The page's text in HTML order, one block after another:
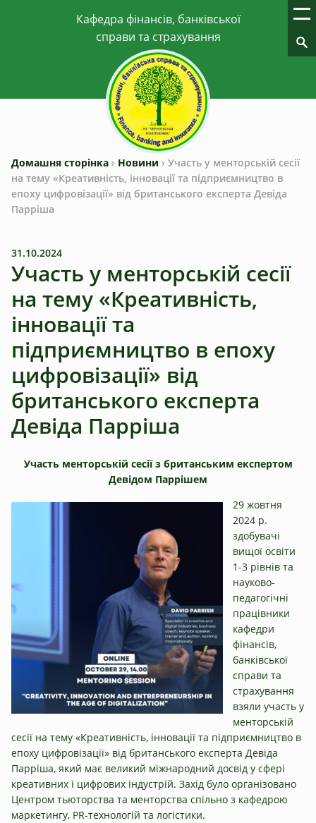
Домашня сторінка › Новини › Участь у менторській сесії
на тему «Креативність, інновації та підприємництво в
епоху цифровізації» від британського експерта Девіда
Парріша
31.10.2024
Участь у менторській сесії
на тему «Креативність,
інновації та
підприємництво в епоху
цифровізації» від
британського експерта
Девіда Парріша
Участь менторській сесії з британським експертом
Девідом Паррішем
29 жовтня
2024 р.
здобувачі
вищої освіти
1-3 рівнів та
науково-
педагогічні
працівники
кафедри
фінансів,
банківської
справи та
страхування
взяли участь у
менторській
сесії на тему «Креативність, інновації та підприємництво в
епоху цифровізації» від британського експерта Девіда
Парріша, який має великий міжнародний досвід у сфері
креативних і цифрових індустрій. Захід було організовано
Центром тьюторства та менторства спільно з кафедрою
маркетингу, PR-технологій та логістики.